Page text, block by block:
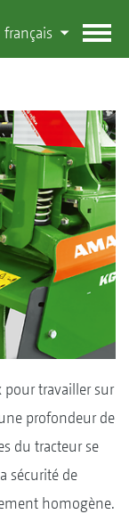
français
pour travailler sur
profondeur de
du tracteur se
sécurité de
homogène.